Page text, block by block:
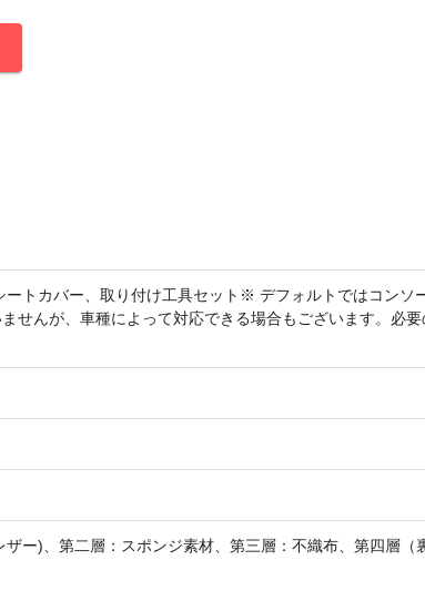
トカバー、取り付け工具セット※ デフォルトではコンソ
せんが、車種によって対応できる場合もございます。必要
ー)、第二層：スポンジ素材、第三層：不織布、第四層（